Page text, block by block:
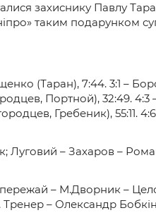
захиснику Павлу
таким подарунком
(Таран), 7:44. 3:1 –
Портной), 32:49. 4:3
Гребеник), 55:11.
Луговий – Захаров –
– М.Дворник –
– Олександр